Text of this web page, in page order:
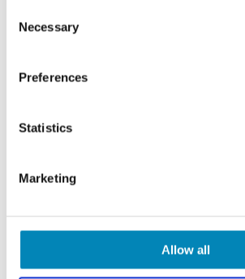
Selection
Necessary
Preferences
Statistics
Marketing
Allow all
Professionel
VI TILBYDER DIG